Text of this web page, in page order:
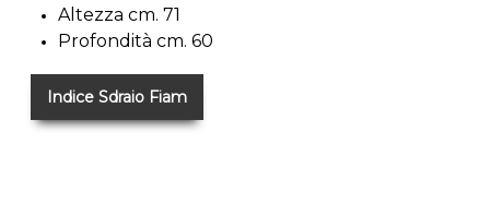
Altezza cm. 71
Profondità cm. 60
Indice Sdraio Fiam